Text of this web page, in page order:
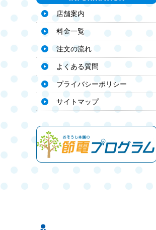
店舗案内
料金一覧
注文の流れ
よくある質問
プライバシーポリシー
サイトマップ